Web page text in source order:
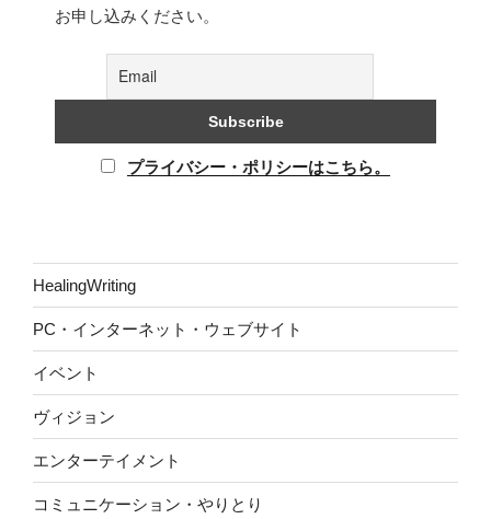
お申し込みください。
プライバシー・ポリシーはこちら。
HealingWriting
PC・インターネット・ウェブサイト
イベント
ヴィジョン
エンターテイメント
コミュニケーション・やりとり